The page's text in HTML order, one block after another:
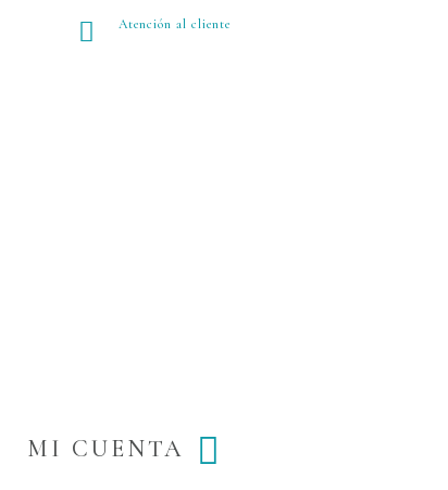
 Atención al cliente
MI CUENTA